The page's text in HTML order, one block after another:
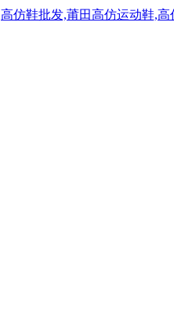
仿鞋批发,莆田高仿运动鞋,